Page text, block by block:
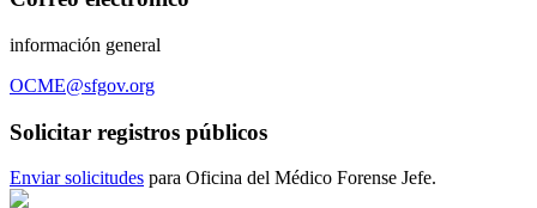
información general
OCME@sfgov.org
Solicitar registros públicos
Enviar solicitudes para Oficina del Médico Forense Jefe.